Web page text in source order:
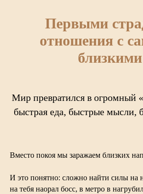
Первыми
отношения с
близкими
Мир превратился в огромный
быстрая еда, быстрые мысли,
Вместо покоя мы заражаем близких
И это понятно: сложно найти силы на
на тебя наорал босс, в метро в